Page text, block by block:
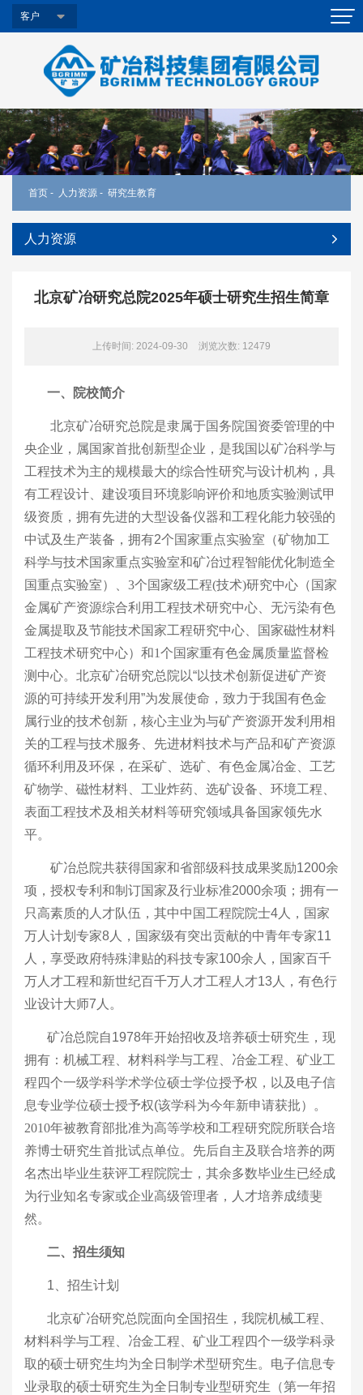
客户
首页 - 人力资源 - 研究生教育
人力资源
北京矿冶研究总院2025年硕士研究生招生简章
上传时间: 2024-09-30 浏览次数: 12479
一、 院校简介
北京矿冶研究总院是隶属于国务院国资委管理的中
央企业，属国家首批创新型企业，是我国以矿冶科学与
工程技术为主的规模最大的综合性研究与设计机构，具
有工程设计、建设项目环境影响评价和地质实验测试甲
级资质，拥有先进的大型设备仪器和工程化能力较强的
中试及生产装备，拥有2个国家重点实验室（矿物加工
科学与技术国家重点实验室和矿冶过程智能优化制造全
国重点实验室）、 3个国家级工程(技术)研究中心（国家
金属矿产资源综合利用工程技术研究中心、无污染有色
金属提取及节能技术国家工程研究中心、国家磁性材料
工程技术研究中心）和1个国家重有色金属质量监督检
测中心。北京矿冶研究总院以“以技术创新促进矿产资
源的可持续开发利用”为发展使命，致力于我国有色金
属行业的技术创新，核心主业为与矿产资源开发利用相
关的工程与技术服务、先进材料技术与产品和矿产资源
循环利用及环保，在采矿、选矿、有色金属冶金、工艺
矿物学、磁性材料、工业炸药、选矿设备、环境工程、
表面工程技术及相关材料等研究领域具备国家领先水
平。
矿冶总院共获得国家和省部级科技成果奖励1200余
项，授权专利和制订国家及行业标准2000余项；拥有一
只高素质的人才队伍，其中中国工程院院士4人，国家
万人计划专家8 人，国家级有突出贡献的中青年专家11
人，享受政府特殊津贴的科技专家100余 人，国家百千
万人才工程和新世纪百千万人才工程人才13 人，有色行
业设计大师7 人。
矿冶总院自1978年开始招收及培养硕士研究生，现
拥有：机械工程、材料科学与工程、冶金工程、矿业工
程四个一级学科学术学位硕士学位授予权 ， 以及电子信
息专业学位硕士授予权(该学科为今年新申请获批）。
2010年被教育部批准为高等学校和工程研究院所联合培
养博士研究生首批试点单位。 先后自主及联合培养的两
名杰出毕业生获评工程院院士，其余多数毕业生已经成
为行业知名专家或企业高级管理者，人才培养成绩斐
然。
二、招生须知
1、招生计划
北京矿冶研究总院面向全国招生，我院机械工程、
材料科学与工程、冶金工程、矿业工程四个一级学科录
取的硕士研究生均为全日制学术型研究生。 电子信息专
业录取的硕士研究生为全日制 专业型研究生（第一年招